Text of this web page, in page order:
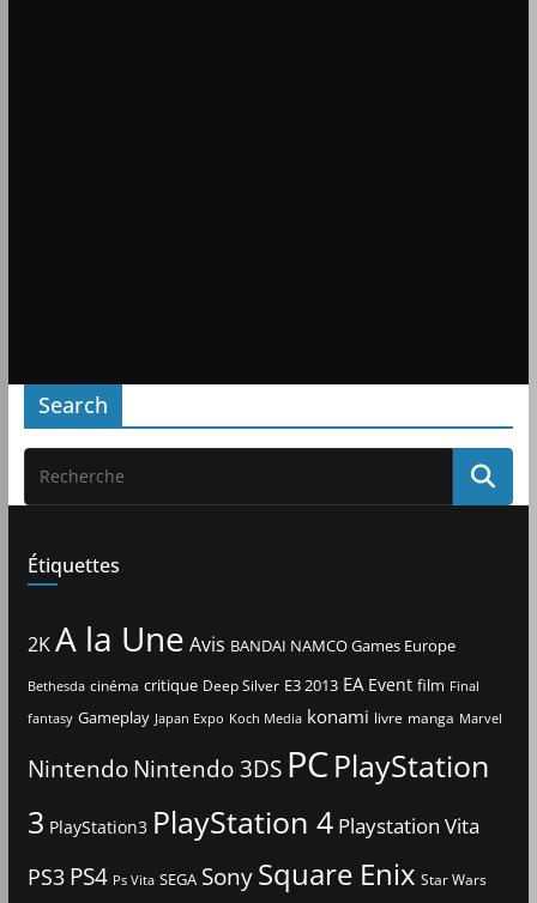
Search
Étiquettes
2KA la Une Avis BANDAI NAMCO Games Europe
Bethesda cinéma critique Deep Silver E3 2013 EA Event film Final
fantasy Gameplay Japan Expo Koch Media konami livre manga Marvel
Nintendo Nintendo 3DS PCPlayStation
3 PlayStation3 PlayStation 4 Playstation Vita
PS3 PS4 Ps Vita SEGA Sony Square Enix Star Wars